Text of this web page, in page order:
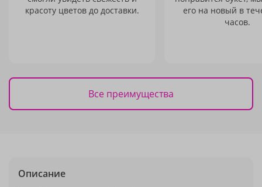
красоту цветов до доставки.
его на новый в
часов.
Все преимущества
Описание